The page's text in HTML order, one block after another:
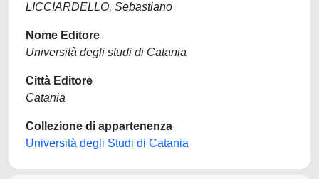
LICCIARDELLO, Sebastiano
Nome Editore
Università degli studi di Catania
Città Editore
Catania
Collezione di appartenenza
Università degli Studi di Catania